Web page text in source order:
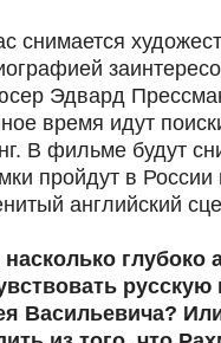
снимается
Эдвард
время идут
В фильме будут
пройдут в
английский
глубоко
Васильевича?